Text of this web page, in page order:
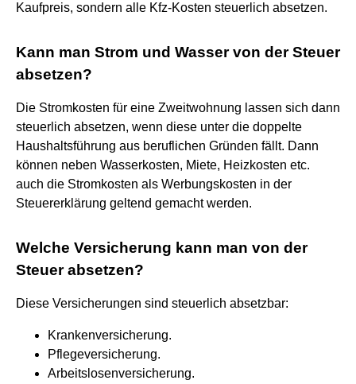
Kaufpreis, sondern alle Kfz-Kosten steuerlich absetzen.
Kann man Strom und Wasser von der Steuer
absetzen?
Die Stromkosten für eine Zweitwohnung lassen sich dann
steuerlich absetzen, wenn diese unter die doppelte
Haushaltsführung aus beruflichen Gründen fällt. Dann
können neben Wasserkosten, Miete, Heizkosten etc.
auch die Stromkosten als Werbungskosten in der
Steuererklärung geltend gemacht werden.
Welche Versicherung kann man von der
Steuer absetzen?
Diese Versicherungen sind steuerlich absetzbar:
Krankenversicherung.
Pflegeversicherung.
Arbeitslosenversicherung.